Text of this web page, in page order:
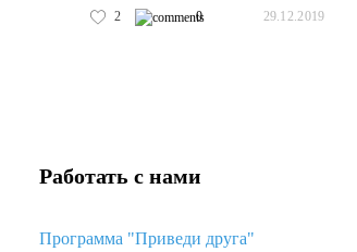
2 0 29.12.2019
Работать с нами
Программа "Приведи друга"